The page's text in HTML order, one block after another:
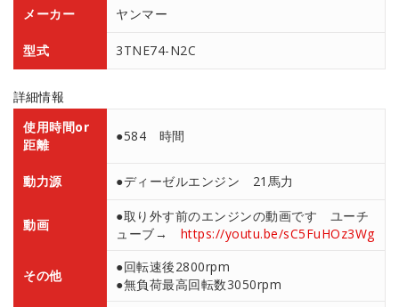
メーカー
ヤンマー
型式 3TNE74-N2C
詳細情報
使用時間or
距離
●584 時間
動力源 ●ディーゼルエンジン 21馬力
動画
●取り外す前のエンジンの動画です ユーチ
ューブ→ https://youtu.be/sC5FuHOz3Wg
その他
●回転速後2800rpm
●無負荷最高回転数3050rpm